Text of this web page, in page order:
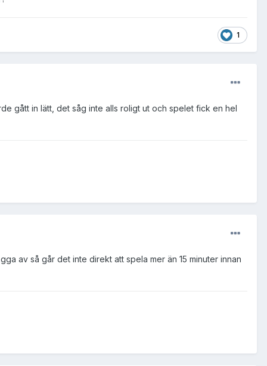
1
gått in lätt, det såg inte alls roligt ut och spelet fick en hel
av så går det inte direkt att spela mer än 15 minuter innan